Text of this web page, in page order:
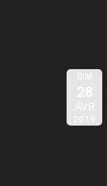
DIM
28
AVR
2019